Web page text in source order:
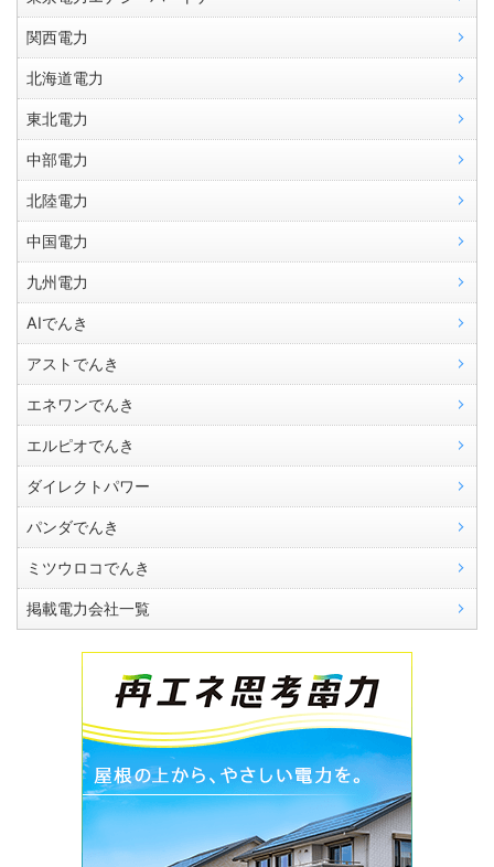
関西電力
北海道電力
東北電力
中部電力
北陸電力
中国電力
九州電力
AIでんき
アストでんき
エネワンでんき
エルピオでんき
ダイレクトパワー
パンダでんき
ミツウロコでんき
掲載電力会社一覧